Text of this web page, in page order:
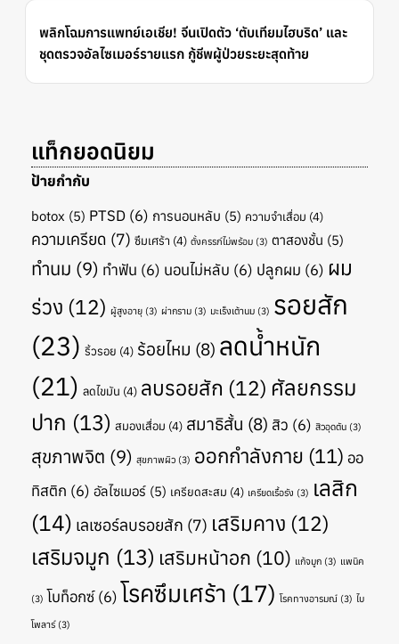
พลิกโฉมการแพทย์เอเชีย! จีนเปิดตัว ‘ตับเทียมไฮบริด’ และ
ชุดตรวจอัลไซเมอร์รายแรก กู้ชีพผู้ป่วยระยะสุดท้าย
แท็กยอดนิยม
ป้ายกำกับ
botox (5) PTSD (6) การนอนหลับ (5) ความจำเสื่อม (4)
ความเครียด (7) ซึมเศร้า (4) ตั้งครรภ์ไม่พร้อม (3) ตาสองชั้น (5)
ทำนม (9) ทำฟัน (6) นอนไม่หลับ (6) ปลูกผม (6) ผม
ร่วง (12) ผู้สูงอายุ (3) ผ่ากราม (3) มะเร็งเต้านม (3) รอยสัก
(23) ริ้วรอย (4) ร้อยไหม (8) ลดน้ำหนัก
(21) ลดไขมัน (4) ลบรอยสัก (12) ศัลยกรรม
ปาก (13) สมองเสื่อม (4) สมาธิสั้น (8) สิว (6) สิวอุดตัน (3)
สุขภาพจิต (9) สุขภาพผิว (3) ออกกำลังกาย (11) ออ
ทิสติก (6) อัลไซเมอร์ (5) เครียดสะสม (4) เครียดเรื้อรัง (3) เลสิก
(14) เลเซอร์ลบรอยสัก (7) เสริมคาง (12)
เสริมจมูก (13) เสริมหน้าอก (10) แก้จมูก (3) แพนิค
(3) โบท็อกซ์(6) โรคซึมเศร้า (17) โรคทางอารมณ์ (3) ไบ
โพลาร์(3)